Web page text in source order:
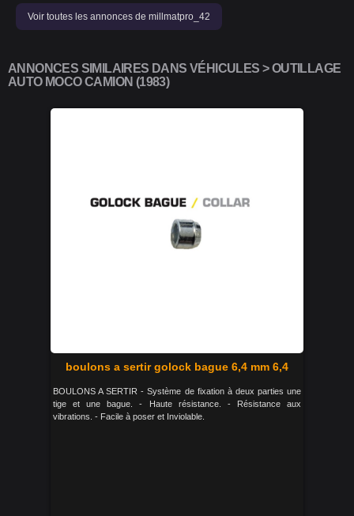
Voir toutes les annonces de millmatpro_42
ANNONCES SIMILAIRES DANS VÉHICULES > OUTILLAGE
AUTO MOCO CAMION (1983)
boulons a sertir golock bague 6,4 mm 6,4
BOULONS A SERTIR - Système de fixation à deux parties une
tige et une bague. - Haute résistance. - Résistance aux
vibrations. - Facile à poser et Inviolable.